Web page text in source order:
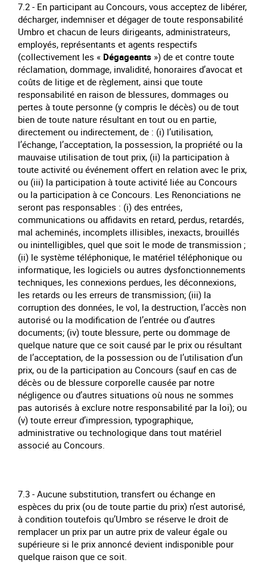
7.2 - En participant au Concours, vous acceptez de libérer,
décharger, indemniser et dégager de toute responsabilité
Umbro et chacun de leurs dirigeants, administrateurs,
employés, représentants et agents respectifs
(collectivement les « Dégageants ») de et contre toute
réclamation, dommage, invalidité, honoraires d’avocat et
coûts de litige et de règlement, ainsi que toute
responsabilité en raison de blessures, dommages ou
pertes à toute personne (y compris le décès) ou de tout
bien de toute nature résultant en tout ou en partie,
directement ou indirectement, de : (i) l’utilisation,
l’échange, l’acceptation, la possession, la propriété ou la
mauvaise utilisation de tout prix, (ii) la participation à
toute activité ou événement offert en relation avec le prix,
ou (iii) la participation à toute activité liée au Concours
ou la participation à ce Concours. Les Renonciations ne
seront pas responsables : (i) des entrées,
communications ou affidavits en retard, perdus, retardés,
mal acheminés, incomplets illisibles, inexacts, brouillés
ou inintelligibles, quel que soit le mode de transmission ;
(ii) le système téléphonique, le matériel téléphonique ou
informatique, les logiciels ou autres dysfonctionnements
techniques, les connexions perdues, les déconnexions,
les retards ou les erreurs de transmission; (iii) la
corruption des données, le vol, la destruction, l’accès non
autorisé ou la modification de l’entrée ou d’autres
documents; (iv) toute blessure, perte ou dommage de
quelque nature que ce soit causé par le prix ou résultant
de l’acceptation, de la possession ou de l’utilisation d’un
prix, ou de la participation au Concours (sauf en cas de
décès ou de blessure corporelle causée par notre
négligence ou d’autres situations où nous ne sommes
pas autorisés à exclure notre responsabilité par la loi); ou
(v) toute erreur d’impression, typographique,
administrative ou technologique dans tout matériel
associé au Concours.
7.3 - Aucune substitution, transfert ou échange en
espèces du prix (ou de toute partie du prix) n’est autorisé,
à condition toutefois qu’Umbro se réserve le droit de
remplacer un prix par un autre prix de valeur égale ou
supérieure si le prix annoncé devient indisponible pour
quelque raison que ce soit.